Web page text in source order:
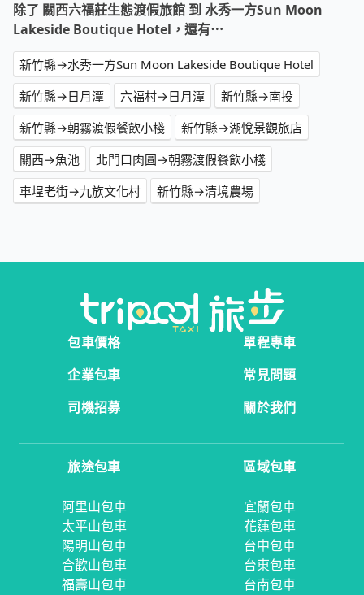
除了 關西六福莊生態渡假旅館 到 水秀一方Sun Moon
Lakeside Boutique Hotel，還有⋯
新竹縣→水秀一方Sun Moon Lakeside Boutique Hotel
新竹縣→日月潭
六福村→日月潭
新竹縣→南投
新竹縣→朝霧渡假餐飲小棧
新竹縣→湖悅景觀旅店
關西→魚池
北門口肉圓→朝霧渡假餐飲小棧
車埕老街→九族文化村
新竹縣→清境農場
包車價格
單程專車
企業包車
常見問題
司機招募
關於我們
旅途包車
阿里山包車
太平山包車
陽明山包車
合歡山包車
福壽山包車
區域包車
宜蘭包車
花蓮包車
台中包車
台東包車
台南包車